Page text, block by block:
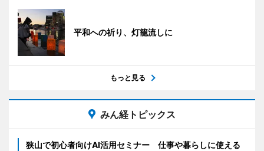
平和への祈り、灯籠流しに
もっと見る
みん経トピックス
狭山で初心者向けAI活用セミナー 仕事や暮らしに使える